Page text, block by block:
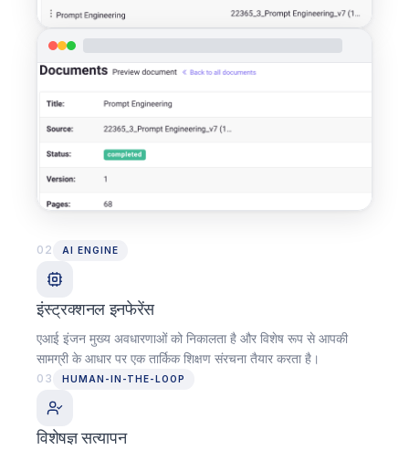
02 AI ENGINE
इंस्ट्रक्शनल इनफेरेंस
एआई इंजन मुख्य अवधारणाओं को निकालता है और विशेष रूप से आपकी
सामग्री के आधार पर एक तार्किक शिक्षण संरचना तैयार करता है।
03 HUMAN-IN-THE-LOOP
विशेषज्ञ सत्यापन